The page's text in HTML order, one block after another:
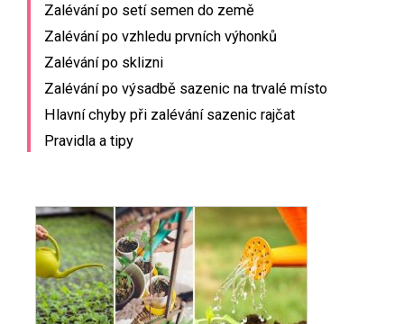
Zalévání po setí semen do země
Zalévání po vzhledu prvních výhonků
Zalévání po sklizni
Zalévání po výsadbě sazenic na trvalé místo
Hlavní chyby při zalévání sazenic rajčat
Pravidla a tipy